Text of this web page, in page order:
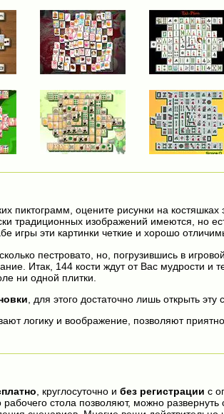
пиктограмм, оцените рисунки на костяшках
традиционных изображений имеются, но
игры эти картинки четкие и хорошо
пестровато, но, погрузившись в
Итак, 144 кости ждут от Вас мудрости и
ни одной плитки.
, для этого достаточно лишь открыть эту
логику и воображение, позволяют
, круглосуточно и без регистрации с
стола позволяют, можно развернуть